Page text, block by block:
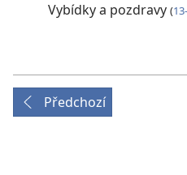
Vybídky a pozdravy (
Předchozí